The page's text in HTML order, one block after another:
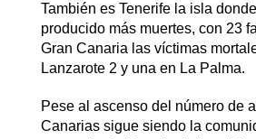
También es Tenerife la isla
producido más muertes, con 23
Gran Canaria las víctimas
Lanzarote 2 y una en La Palma.
Pese al ascenso del número de
Canarias sigue siendo la